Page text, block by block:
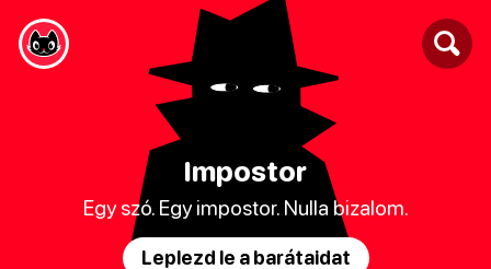
Impostor
Egy szó. Egy impostor. Nulla bizalom.
Leplezd le a barátaidat